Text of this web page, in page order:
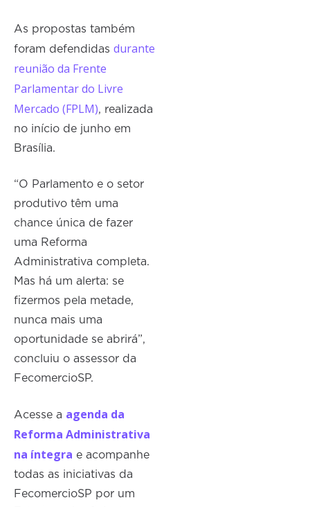
As propostas também
foram defendidasdurante
reunião da Frente
Parlamentar do Livre
Mercado (FPLM), realizada
no início de junho em
Brasília.
“O Parlamento e o setor
produtivo têm uma
chance única de fazer
uma Reforma
Administrativa completa.
Mas há um alerta: se
fizermos pela metade,
nunca mais uma
oportunidade se abrirá”,
concluiu o assessor da
FecomercioSP.
Acesse a agenda da
Reforma Administrativa
na íntegra e acompanhe
todas as iniciativas da
FecomercioSP por um